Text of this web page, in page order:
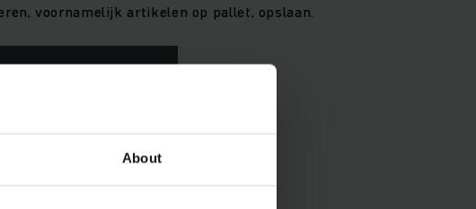
About
voornamelijk artikelen op pallet, opslaan.